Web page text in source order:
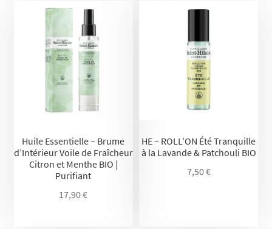
Huile Essentielle – Brume
d’Intérieur Voile de Fraîcheur
Citron et Menthe BIO |
Purifiant
17,90€
HE – ROLL’ON Été Tranquille
à la Lavande & Patchouli BIO
7,50€